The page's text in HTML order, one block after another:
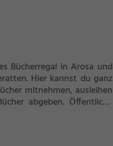
Bücherregal in Arosa und
Hier kannst du ganz
mitnehmen, ausleihen
abgeben. Öffentliche
festes Sortiment, der